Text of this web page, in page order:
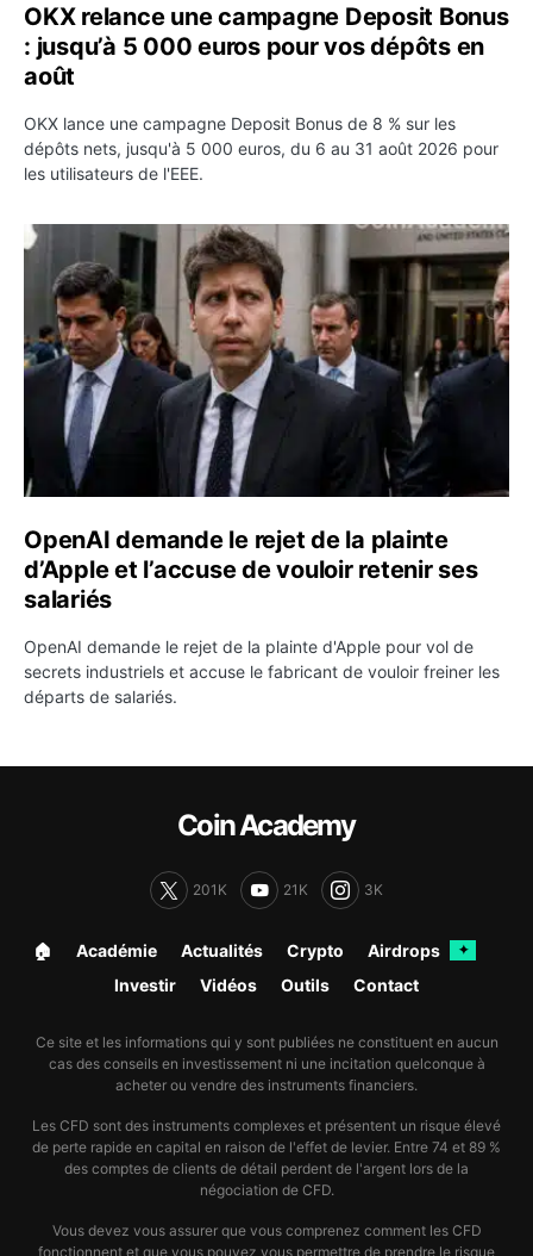
OKX relance une campagne Deposit Bonus
: jusqu’à 5 000 euros pour vos dépôts en
août
OKX lance une campagne Deposit Bonus de 8 % sur les
dépôts nets, jusqu'à 5 000 euros, du 6 au 31 août 2026 pour
les utilisateurs de l'EEE.
OpenAI demande le rejet de la plainte d’Apple et
OpenAI demande le rejet de la plainte
d’Apple et l’accuse de vouloir retenir ses
salariés
OpenAI demande le rejet de la plainte d'Apple pour vol de
secrets industriels et accuse le fabricant de vouloir freiner les
départs de salariés.
Coin Academy
201K 21K 3K
🏠︎ Académie Actualités Crypto Airdrops ✦
Investir Vidéos Outils Contact
Ce site et les informations qui y sont publiées ne constituent en aucun
cas des conseils en investissement ni une incitation quelconque à
acheter ou vendre des instruments financiers.
Les CFD sont des instruments complexes et présentent un risque élevé
de perte rapide en capital en raison de l'effet de levier. Entre 74 et 89 %
des comptes de clients de détail perdent de l'argent lors de la
négociation de CFD.
Vous devez vous assurer que vous comprenez comment les CFD
fonctionnent et que vous pouvez vous permettre de prendre le risque